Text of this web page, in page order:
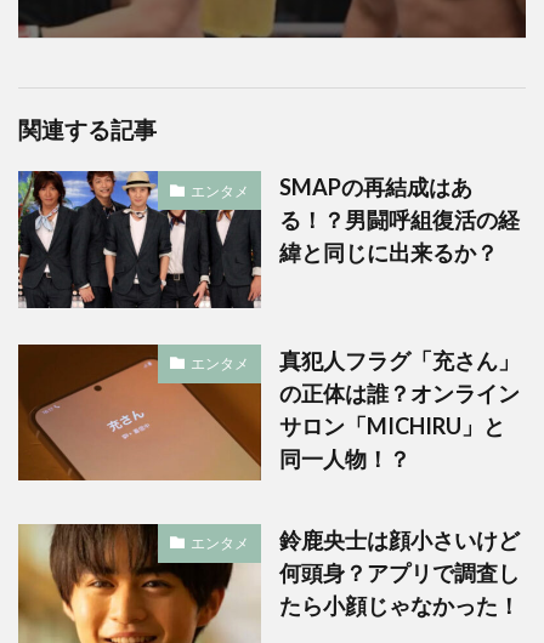
関連する記事
エンタメ
SMAPの再結成はあ
る！？男闘呼組復活の経
緯と同じに出来るか？
エンタメ
真犯人フラグ「充さん」
の正体は誰？オンライン
サロン「MICHIRU」と
同一人物！？
エンタメ
鈴鹿央士は顔小さいけど
何頭身？アプリで調査し
たら小顔じゃなかった！